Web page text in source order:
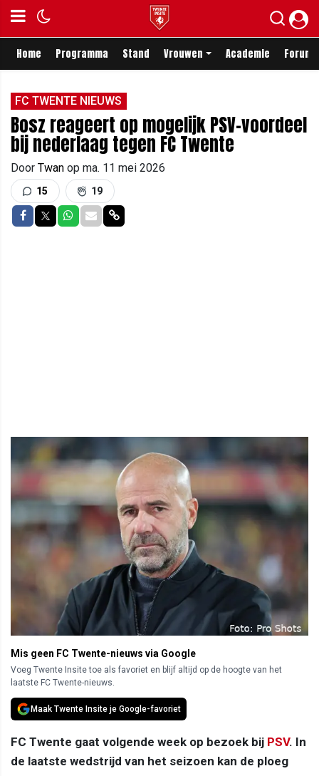
Home Programma Stand Vrouwen Academie Forum
FC TWENTE NIEUWS
Bosz reageert op mogelijk PSV-voordeel
bij nederlaag tegen FC Twente
Door Twan op ma. 11 mei 2026
15 19
Delen op Facebook
Delen op Twitter
Delen op Whatsapp
Delen via Mail
Delen via link
Mis geen FC Twente-nieuws via Google
Voeg Twente Insite toe als favoriet en blijf altijd op de hoogte van het
laatste FC Twente-nieuws.
Maak Twente Insite je Google-favoriet
FC Twente gaat volgende week op bezoek bij PSV. In
de laatste wedstrijd van het seizoen kan de ploeg